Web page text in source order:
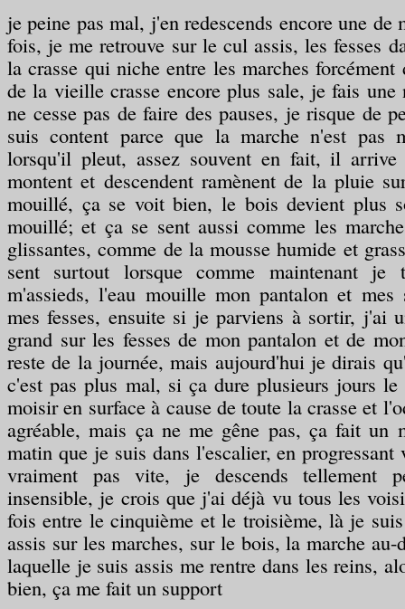
je peine pas mal, j'en redescends encore une de
fois, je me retrouve sur le cul assis, les fesses
la crasse qui niche entre les marches forcément
de la vieille crasse encore plus sale, je fais une
ne cesse pas de faire des pauses, je risque de
suis content parce que la marche n'est pas
lorsqu'il pleut, assez souvent en fait, il
montent et descendent ramènent de la pluie
mouillé, ça se voit bien, le bois devient plus
mouillé; et ça se sent aussi comme les
glissantes, comme de la mousse humide et
sent surtout lorsque comme maintenant
m'assieds, l'eau mouille mon pantalon et mes
mes fesses, ensuite si je parviens à sortir, j'ai
grand sur les fesses de mon pantalon et de
reste de la journée, mais aujourd'hui je dirais
c'est pas plus mal, si ça dure plusieurs jours le
moisir en surface à cause de toute la crasse et
agréable, mais ça ne me gêne pas, ça fait un
matin que je suis dans l'escalier, en
vraiment pas vite, je descends tellement
insensible, je crois que j'ai déjà vu tous les
fois entre le cinquième et le troisième, là je
assis sur les marches, sur le bois, la marche au-
laquelle je suis assis me rentre dans les reins,
bien, ça me fait un support